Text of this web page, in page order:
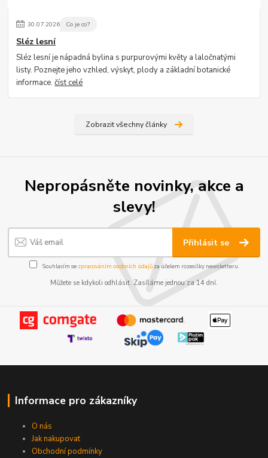
30.07.2026 Co je co?
Sléz lesní
Sléz lesní je nápadná bylina s purpurovými květy a laločnatými
listy. Poznejte jeho vzhled, výskyt, plody a základní botanické
informace.číst celé
Zobrazit všechny články
Nepropásněte novinky, akce a
slevy!
Přihlásit se
Souhlasím se zpracováním osobních údajůza účelem rozesílky newsletteru.
Můžete se kdykoli odhlásit. Zasíláme jednou za 14 dní.
Informace pro zákazníky
O nás
Jak nakupovat
Obchodní podmínky